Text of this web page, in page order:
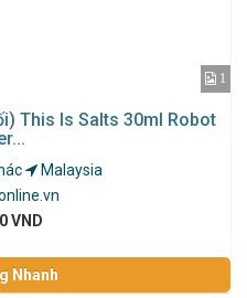
1
This Is Salts 30ml Robot
Malaysia
VND
Nhanh